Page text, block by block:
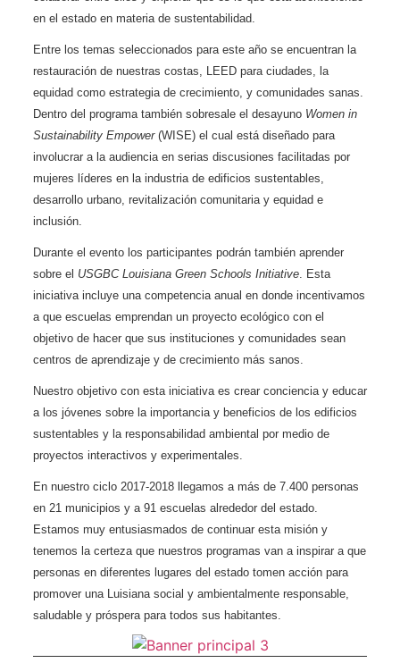
en el estado en materia de sustentabilidad.
Entre los temas seleccionados para este año se encuentran la
restauración de nuestras costas, LEED para ciudades, la
equidad como estrategia de crecimiento, y comunidades sanas.
Dentro del programa también sobresale el desayuno Women in
Sustainability Empower(WISE) el cual está diseñado para
involucrar a la audiencia en serias discusiones facilitadas por
mujeres líderes en la industria de edificios sustentables,
desarrollo urbano, revitalización comunitaria y equidad e
inclusión.
Durante el evento los participantes podrán también aprender
sobre el USGBC Louisiana Green Schools Initiative. Esta
iniciativa incluye una competencia anual en donde incentivamos
a que escuelas emprendan un proyecto ecológico con el
objetivo de hacer que sus instituciones y comunidades sean
centros de aprendizaje y de crecimiento más sanos.
Nuestro objetivo con esta iniciativa es crear conciencia y educar
a los jóvenes sobre la importancia y beneficios de los edificios
sustentables y la responsabilidad ambiental por medio de
proyectos interactivos y experimentales.
En nuestro ciclo 2017-2018 llegamos a más de 7.400 personas
en 21 municipios y a 91 escuelas alrededor del estado.
Estamos muy entusiasmados de continuar esta misión y
tenemos la certeza que nuestros programas van a inspirar a que
personas en diferentes lugares del estado tomen acción para
promover una Luisiana social y ambientalmente responsable,
saludable y próspera para todos sus habitantes.